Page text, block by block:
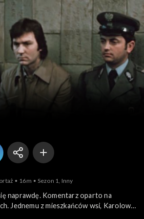
Relacje reporterskie
16m Sezon 1, Inny
naprawdę. Komentarz oparto na
Jednemu z mieszkańców wsi, Karolowi
szyby w oknach domu. Cała wieś o tym